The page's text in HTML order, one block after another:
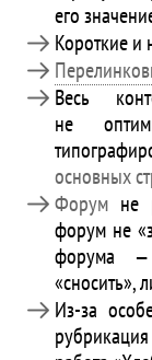
его
Короткие и
Весь
не
основных
Форум не
форум не
форума —
«сносить»,
Из-за